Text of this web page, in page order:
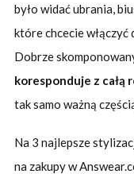
było widać ubrania,
które chcecie włączyć
Dobrze
koresponduje z całą
tak samo ważną
Na 3 najlepsze
na zakupy w